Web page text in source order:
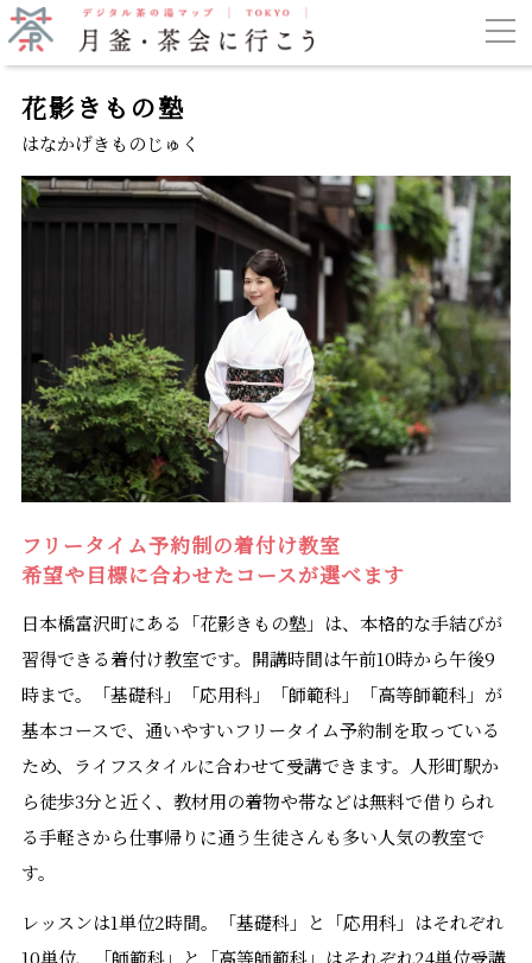
花影きもの塾
はなかげきものじゅく
フリータイム予約制の着付け教室
希望や目標に合わせたコースが選べます
日本橋富沢町にある「花影きもの塾」は、本格的な手結びが
習得できる着付け教室です。開講時間は午前10時から午後9
時まで。「基礎科」「応用科」「師範科」「高等師範科」が
基本コースで、通いやすいフリータイム予約制を取っている
ため、ライフスタイルに合わせて受講できます。人形町駅か
ら徒歩3分と近く、教材用の着物や帯などは無料で借りられ
る手軽さから仕事帰りに通う生徒さんも多い人気の教室で
す。
レッスンは1単位2時間。「基礎科」と「応用科」はそれぞれ
10単位、「師範科」と「高等師範科」はそれぞれ24単位受講